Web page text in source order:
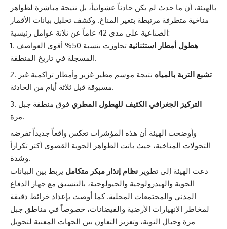
بالهيئة، أن ما حدث لم يكن حادثاً عشوائياً، بل نتيجة مباشرة لظواهر
مناخية متطرفة مرتبطة بتغير المناخ. وكشف تحليل بيانات الأقمار
الصناعية على مدى 42 عاماً عن ثلاثة عوامل رئيسية:
هطول أمطار استثنائية
تجاوزت بنسبة 50% أقوى العواصف
المسجلة في تاريخ المنطقة.
تشبع التربة بالمياه نتيجة موسم مطير غزير وأمطار تراكمية غير
مسبوقة قبل ثلاثة أيام من الحادثة.
التركيز الجغرافي الكثيف للهطول المطري فوق منطقة جبل
مرة.
وأوضحت الهيئة أن هذه المؤشرات تعكس واقعاً جديداً تفرضه
التحولات المناخية، حيث باتت الظواهر الجوية القصوى أكثر تكراراً
وشدة.
دعت الهيئة إلى تطوير نظام إنذار مبكر متكامل يربط بين البيانات
الجوية والهيدرولوجية والجيولوجية، بالتنسيق مع جهاز الدفاع
المدني والمجتمعات المحلية. كما أوصت بإعداد خرائط دقيقة
لمخاطر الانهيارات الأرضية والفيضانات، خصوصاً في مناطق جبل
مرة وجبال النوبة، وتعزيز التعاون بين الجهات المعنية لتحويل